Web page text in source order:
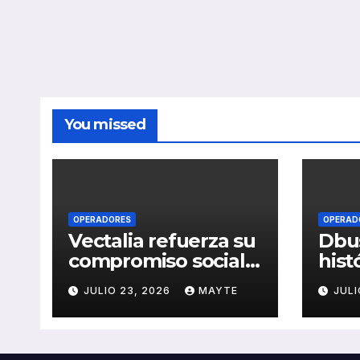
You missed
OPERADORES
Vectalia refuerza su
compromiso social y
medioambiental
con la publicación
de su Memoria de
JULIO 23, 2026 MAYTE
del